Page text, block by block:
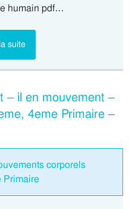
humain pdf…
suite
– il en mouvement –
4eme Primaire –
corporels
Primaire